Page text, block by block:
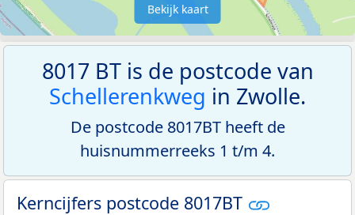
Bekijk kaart
8017 BT is de postcode van
Schellerenkweg in Zwolle.
De postcode 8017BT heeft de
huisnummerreeks 1 t/m 4.
Kerncijfers postcode 8017BT